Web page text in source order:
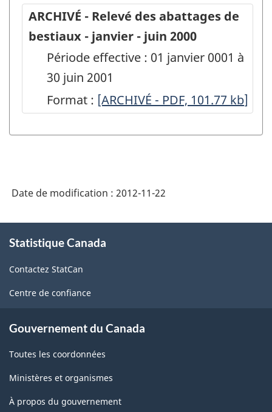
ARCHIVÉ - Relevé des abattages de
bestiaux - janvier - juin 2000
Période effective : 01 janvier 0001 à
30 juin 2001
Format : ARCHIVÉ
Relevé
de
bestiaux
-
2000
ARCHIVÉ
-
PDF,
[ARCHIVÉ - PDF, 101.77 kb]
Date de modification : 2012-11-22
propos
ce
site
Statistique Canada
Contactez StatCan
Centre de confiance
Gouvernement du Canada
Toutes les coordonnées
Ministères et organismes
À propos du gouvernement